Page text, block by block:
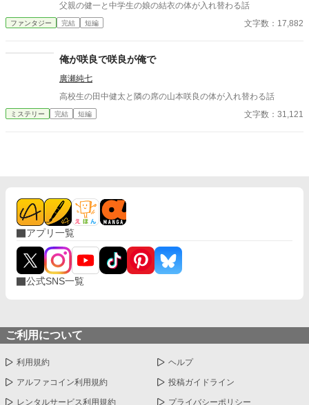
父親の健一と中学生の娘の結衣の体が入れ替わる話
ファンタジー 完結 短編 文字数：17,882
俺が咲良で咲良が俺で
廣瀬純七
高校生の田中健太と隣の席の山本咲良の体が入れ替わる話
ミステリー 完結 短編 文字数：31,121
アプリ一覧
公式SNS一覧
ご利用について
利用規約 ヘルプ
アルファコイン利用規約 投稿ガイドライン
レンタルサービス利用規約 プライバシーポリシー